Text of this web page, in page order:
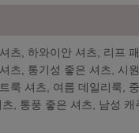
츠, 하와이안 셔츠, 리프
츠, 통기성 좋은 셔츠, 시
룩 셔츠, 여름 데일리룩,
, 통풍 좋은 셔츠, 남성 캐